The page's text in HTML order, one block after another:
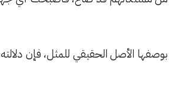
الأصل الحقيقي للمثل، فإن دلالته